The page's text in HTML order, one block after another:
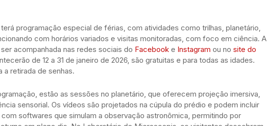
programação especial de férias, com atividades como trilhas, planetário,
com horários variados e visitas monitoradas, com foco em ciência. A
acompanhada nas redes sociais do Facebook e Instagram ou no site do
de 12 a 31 de janeiro de 2026, são gratuitas e para todas as idades.
a retirada de senhas.
estão as sessões no planetário, que oferecem projeção imersiva,
sensorial. Os vídeos são projetados na cúpula do prédio e podem incluir
softwares que simulam a observação astronômica, permitindo por